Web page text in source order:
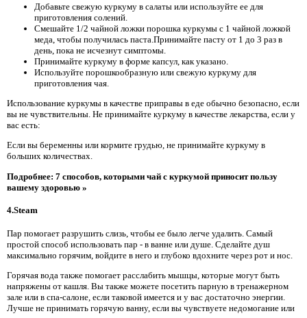
Добавьте свежую куркуму в салаты или используйте ее для
приготовления солений.
Смешайте 1/2 чайной ложки порошка куркумы с 1 чайной ложкой
меда, чтобы получилась паста.Принимайте пасту от 1 до 3 раз в
день, пока не исчезнут симптомы.
Принимайте куркуму в форме капсул, как указано.
Используйте порошкообразную или свежую куркуму для
приготовления чая.
Использование куркумы в качестве приправы в еде обычно безопасно, если
вы не чувствительны. Не принимайте куркуму в качестве лекарства, если у
вас есть:
Если вы беременны или кормите грудью, не принимайте куркуму в
больших количествах.
Подробнее: 7 способов, которыми чай с куркумой приносит пользу
вашему здоровью »
4.Steam
Пар помогает разрушить слизь, чтобы ее было легче удалить. Самый
простой способ использовать пар - в ванне или душе. Сделайте душ
максимально горячим, войдите в него и глубоко вдохните через рот и нос.
Горячая вода также помогает расслабить мышцы, которые могут быть
напряжены от кашля. Вы также можете посетить парную в тренажерном
зале или в спа-салоне, если таковой имеется и у вас достаточно энергии.
Лучше не принимать горячую ванну, если вы чувствуете недомогание или